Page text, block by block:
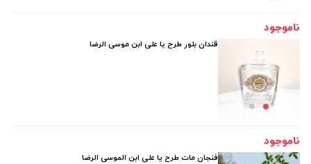
ناموجود
قندان بلور طرح یا علی ابن موسی الرضا
ناموجود
فنجان مات طرح یا علی ابن الموسی الرضا